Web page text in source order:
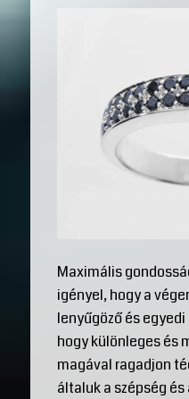
Maximális
igényel, hogy a
lenyűgöző és
hogy különleges és
magával ragadjon
általuk a szépség